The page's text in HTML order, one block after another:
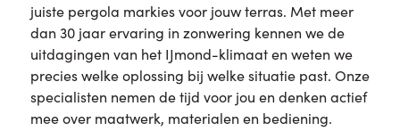
juiste pergola markies voor jouw terras. Met meer
dan 30 jaar ervaring in zonwering kennen we de
uitdagingen van het IJmond-klimaat en weten we
precies welke oplossing bij welke situatie past. Onze
specialisten nemen de tijd voor jou en denken actief
mee over maatwerk, materialen en bediening.